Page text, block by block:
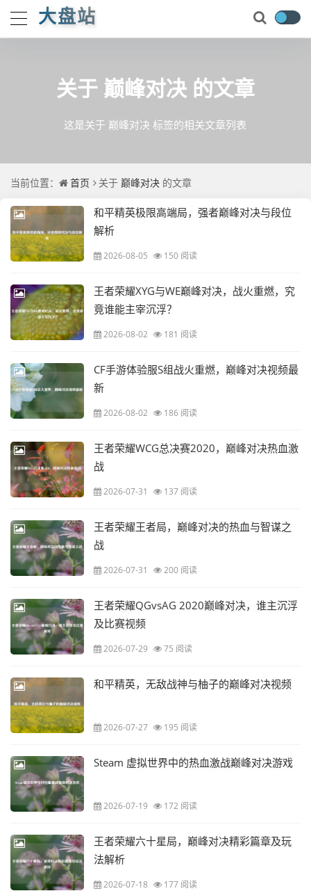
大盘站
关于 巅峰对决 的文章
这是关于 巅峰对决 标签的相关文章列表
当前位置： 首页 关于 巅峰对决 的文章
和平精英极限高端局，强者巅峰对决与段位
解析
2026-08-05 150 阅读
王者荣耀XYG与WE巅峰对决，战火重燃，究
竟谁能主宰沉浮？
2026-08-02 181 阅读
CF手游体验服S组战火重燃，巅峰对决视频最
新
2026-08-02 186 阅读
王者荣耀WCG总决赛2020，巅峰对决热血激
战
2026-07-31 137 阅读
王者荣耀王者局，巅峰对决的热血与智谋之
战
2026-07-31 200 阅读
王者荣耀QGvsAG 2020巅峰对决，谁主沉浮
及比赛视频
2026-07-29 75 阅读
和平精英，无敌战神与柚子的巅峰对决视频
2026-07-27 195 阅读
Steam 虚拟世界中的热血激战巅峰对决游戏
2026-07-19 172 阅读
王者荣耀六十星局，巅峰对决精彩篇章及玩
法解析
2026-07-18 177 阅读